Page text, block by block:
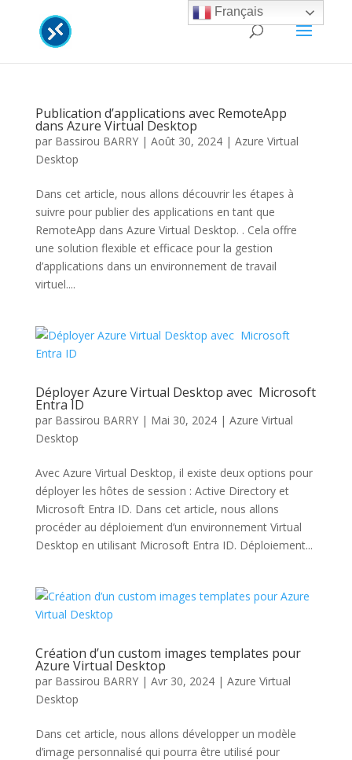
Publication d’applications avec RemoteApp
dans Azure Virtual Desktop
par Bassirou BARRY| Août 30, 2024| Azure Virtual
Desktop
Dans cet article, nous allons découvrir les étapes à
suivre pour publier des applications en tant que
RemoteApp dans Azure Virtual Desktop. . Cela offre
une solution flexible et efficace pour la gestion
d’applications dans un environnement de travail
virtuel....
Déployer Azure Virtual Desktop avec Microsoft
Entra ID
par Bassirou BARRY| Mai 30, 2024| Azure Virtual
Desktop
Avec Azure Virtual Desktop, il existe deux options pour
déployer les hôtes de session : Active Directory et
Microsoft Entra ID. Dans cet article, nous allons
procéder au déploiement d’un environnement Virtual
Desktop en utilisant Microsoft Entra ID. Déploiement...
Création d’un custom images templates pour
Azure Virtual Desktop
par Bassirou BARRY| Avr 30, 2024| Azure Virtual
Desktop
Dans cet article, nous allons développer un modèle
d’image personnalisé qui pourra être utilisé pour
Français